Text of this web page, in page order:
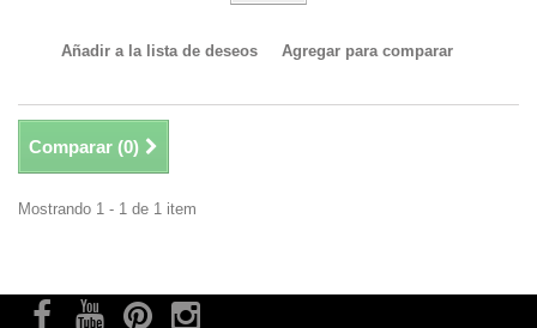
Añadir a la lista de deseos Agregar para comparar
Comparar (0)
Mostrando 1 - 1 de 1 item